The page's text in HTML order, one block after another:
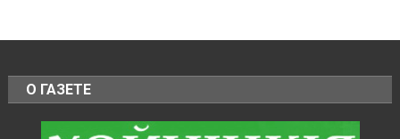
О ГАЗЕТЕ